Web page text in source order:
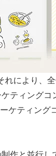
により、全
ティング
ケティング
作と並行し